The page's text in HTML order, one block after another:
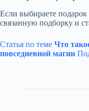
Если выбираете
связанную подборку и
Статья по теме Что
повседневной магии